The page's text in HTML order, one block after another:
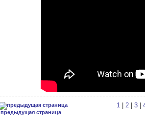
предыдущая страница
1 2 3